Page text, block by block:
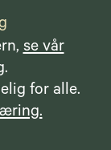
se vår
.
for alle.